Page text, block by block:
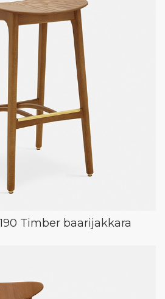
Timber baarijakkara